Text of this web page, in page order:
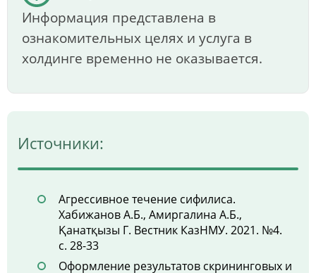
Информация представлена в
ознакомительных целях и услуга в
холдинге временно не оказывается.
Источники:
Агрессивное течение сифилиса.
Хабижанов А.Б., Амиргалина А.Б.,
Қанатқызы Г. Вестник КазНМУ. 2021. №4.
с. 28-33
Оформление результатов скрининговых и